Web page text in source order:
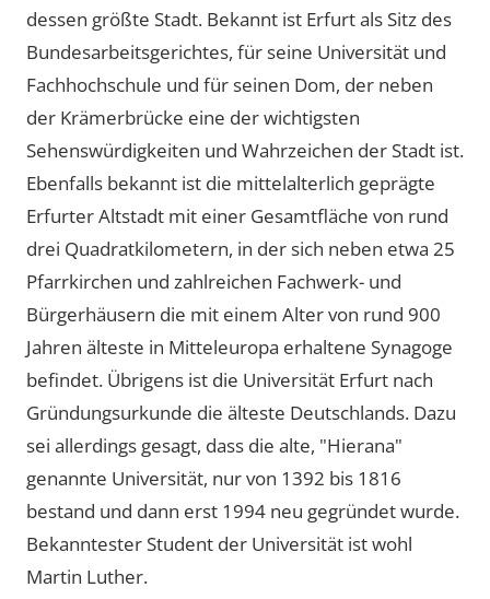
dessen größte Stadt. Bekannt ist Erfurt als Sitz des
Bundesarbeitsgerichtes, für seine Universität und
Fachhochschule und für seinen Dom, der neben
der Krämerbrücke eine der wichtigsten
Sehenswürdigkeiten und Wahrzeichen der Stadt ist.
Ebenfalls bekannt ist die mittelalterlich geprägte
Erfurter Altstadt mit einer Gesamtfläche von rund
drei Quadratkilometern, in der sich neben etwa 25
Pfarrkirchen und zahlreichen Fachwerk- und
Bürgerhäusern die mit einem Alter von rund 900
Jahren älteste in Mitteleuropa erhaltene Synagoge
befindet. Übrigens ist die Universität Erfurt nach
Gründungsurkunde die älteste Deutschlands. Dazu
sei allerdings gesagt, dass die alte, "Hierana"
genannte Universität, nur von 1392 bis 1816
bestand und dann erst 1994 neu gegründet wurde.
Bekanntester Student der Universität ist wohl
Martin Luther.